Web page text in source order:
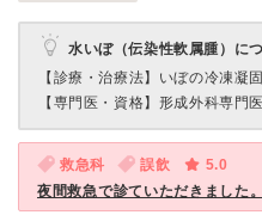
水いぼ（伝染性軟属腫）に
【診療・治療法】 いぼの冷凍凝
【専門医・資格】 形成外科専門
救急科 誤飲
5.0
夜間救急で診ていただきました。